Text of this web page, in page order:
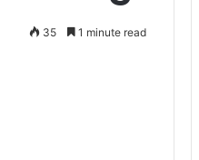
35 1 minute read